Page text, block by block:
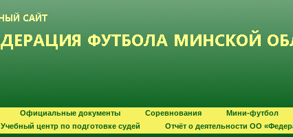
Официальные документы Соревнования Мини-футбол
Учебный центр по подготовке судей Отчёт о деятельности ОО